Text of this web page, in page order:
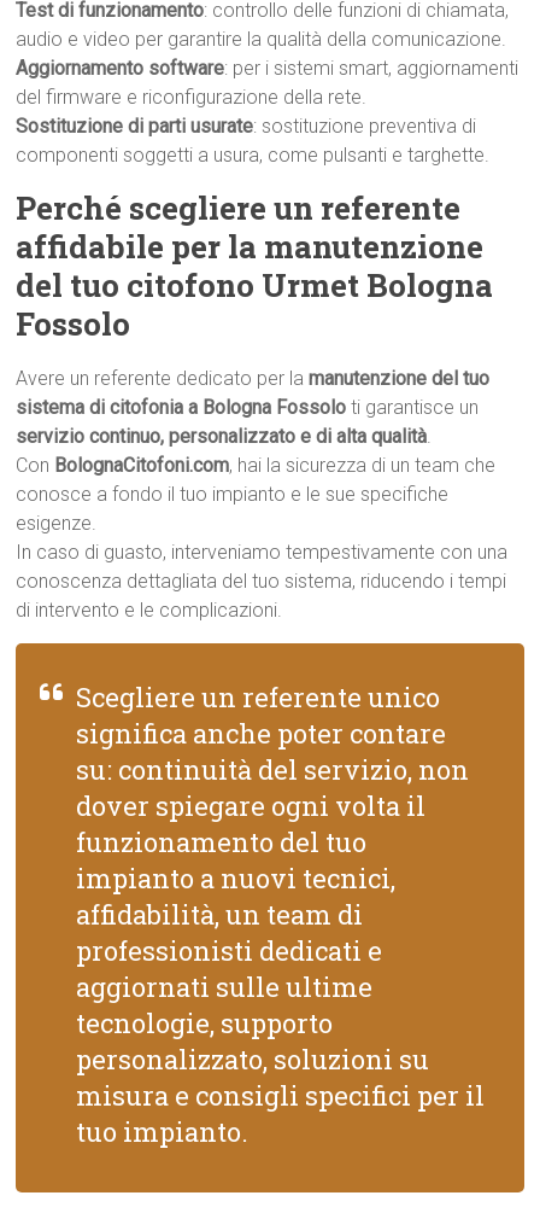
Test di funzionamento: controllo delle funzioni di chiamata,
audio e video per garantire la qualità della comunicazione.
Aggiornamento software: per i sistemi smart, aggiornamenti
del firmware e riconfigurazione della rete.
Sostituzione di parti usurate: sostituzione preventiva di
componenti soggetti a usura, come pulsanti e targhette.
Perché scegliere un referente
affidabile per la manutenzione
del tuo citofono Urmet Bologna
Fossolo
Avere un referente dedicato per lamanutenzione del tuo
sistema di citofonia a Bologna Fossolo ti garantisce un
servizio continuo, personalizzato e di alta qualità.
Con BolognaCitofoni.com, hai la sicurezza di un team che
conosce a fondo il tuo impianto e le sue specifiche
esigenze.
In caso di guasto, interveniamo tempestivamente con una
conoscenza dettagliata del tuo sistema, riducendo i tempi
di intervento e le complicazioni.
Scegliere un referente unico
significa anche poter contare
su: continuità del servizio, non
dover spiegare ogni volta il
funzionamento del tuo
impianto a nuovi tecnici,
affidabilità, un team di
professionisti dedicati e
aggiornati sulle ultime
tecnologie, supporto
personalizzato, soluzioni su
misura e consigli specifici per il
tuo impianto.